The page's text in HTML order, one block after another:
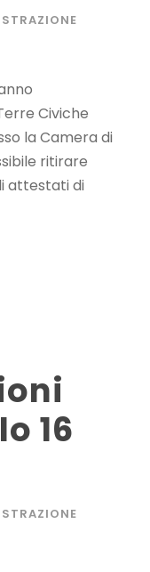
Civiche
la Camera di
ritirare
attestati di
16